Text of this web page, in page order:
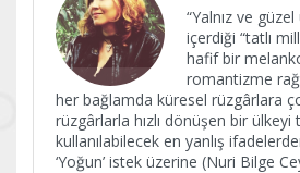
“Yalnız ve güzel
içerdiği “tatlı
hafif bir
romantizme
her bağlamda küresel rüzgârlara
rüzgârlarla hızlı dönüşen bir
kullanılabilecek en yanlış
‘Yoğun’ istek üzerine (Nuri Bilge